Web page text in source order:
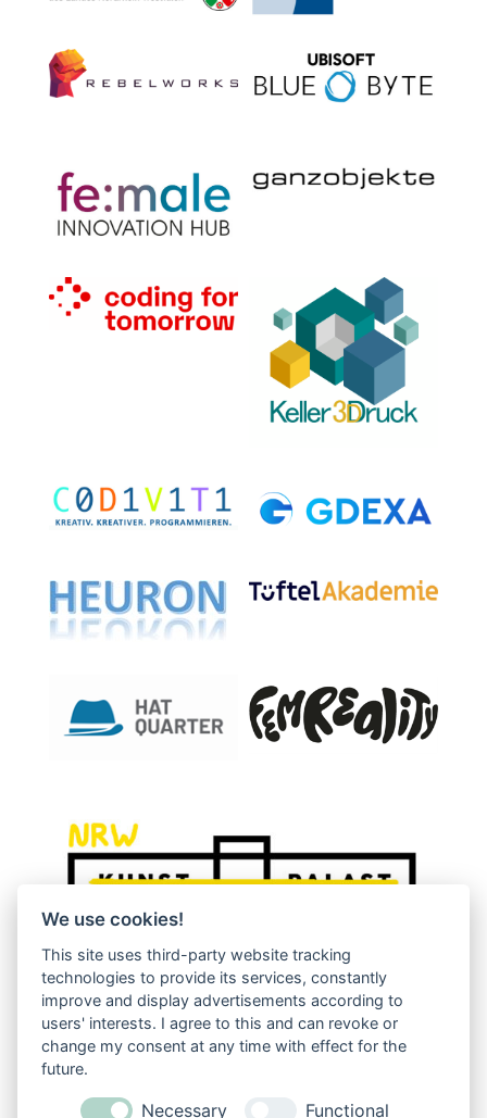
We use cookies!
This site uses third-party website tracking
technologies to provide its services, constantly
improve and display advertisements according to
users' interests. I agree to this and can revoke or
change my consent at any time with effect for the
future.
Necessary Functional